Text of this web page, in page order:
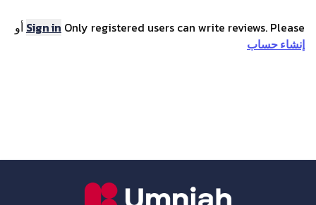
Only registered users can write reviews. Please
Sign in أو
إنشاء حساب